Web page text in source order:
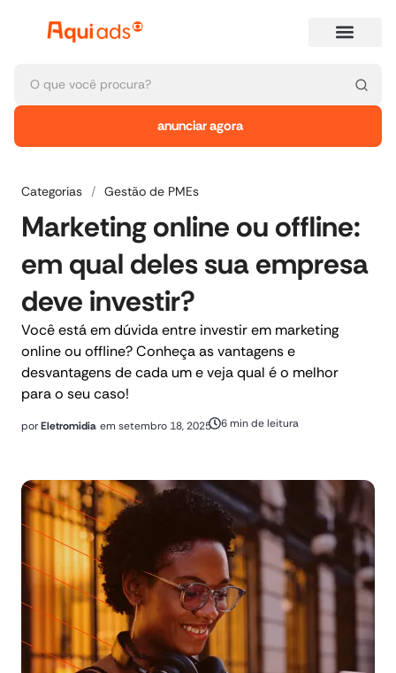
anunciar agora
Categorias / Gestão de PMEs
Marketing online ou offline:
em qual deles sua empresa
deve investir?
Você está em dúvida entre investir em marketing
online ou offline? Conheça as vantagens e
desvantagens de cada um e veja qual é o melhor
para o seu caso!
porEletromidia em setembro 18, 2025 6 min de leitura